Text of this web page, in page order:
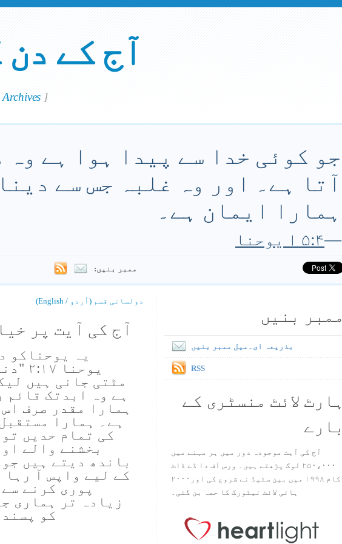
آج کے
Archives ]
جو کوئی خدا سے پیدا ہوا ہے وہ
آتا ہے۔ اور وہ غلبہ جس سے
ہمارا ایمان ہے۔
—۵:۴ ا یوحنا
ممبر بنیں:
دولسانی قسم (اُردو / English)
آج کی آیت پر
مٹتی جانی ہیں
ہے وہ ابدتک قائم
ہمارا مقدر صرف
ہے۔ ہمارا
کی تمام حدیں
بخشنے والے
باندھ دیتے ہیں
کے لیے واپس آ
پوری کرنے
زیادہ تر ہماری
کو
ممبر بنیں
بذریعہ ای۔میل ممبر بنیں
RSS
ہارٹ لائٹ منسٹری کے
بارے
آج کی آیت موجودہ دور میں ہر مہنے میں
۲۵۰،۰۰۰ لوگ پڑھتے ہیں۔ ورس آف دا ڈے ڈاٹ
کام ۱۹۹۸ میں بین سٹیڈ نے شروع کی اور۲۰۰۰
ہائی لائٹ نیٹورک کا حصہ بن گئی۔